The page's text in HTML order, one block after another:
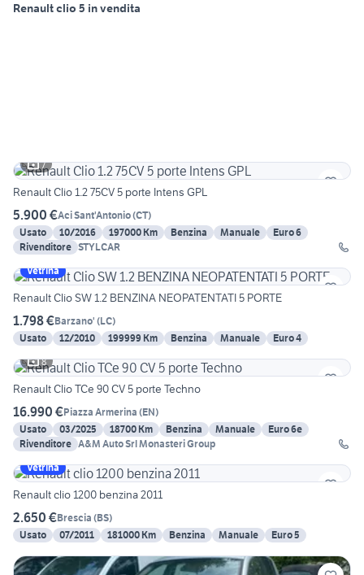
Renault clio 5 in vendita
7
Renault Clio 1.2 75CV 5 porte Intens GPL
5.900 €Aci Sant'Antonio(CT)
Usato
10/2016 197000 Km Benzina Manuale
Euro 6
Rivenditore STYLCAR
Vetrina
Renault Clio SW 1.2 BENZINA NEOPATENTATI 5 PORTE
1.798 €Barzano' (LC)
Usato
12/2010 199999 Km Benzina Manuale
Euro 4
8
Renault Clio TCe 90 CV 5 porte Techno
16.990 €Piazza Armerina (EN)
Usato
03/2025 18700 Km Benzina Manuale
Euro 6e
Rivenditore A&M Auto Srl Monasteri Group
Vetrina
Renault clio 1200 benzina 2011
2.650 €Brescia (BS)
Usato
07/2011 181000 Km Benzina Manuale Euro 5